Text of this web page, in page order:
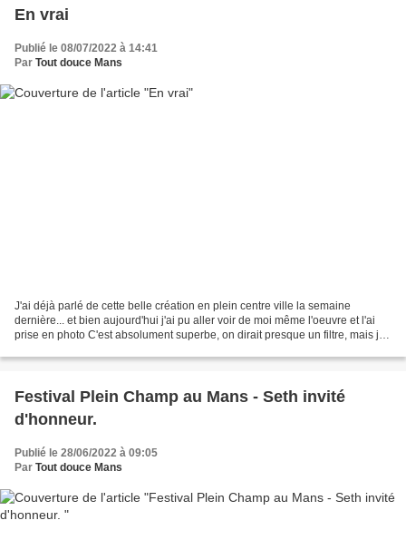
En vrai
Publié le 08/07/2022 à 14:41
Par Tout douce Mans
J'ai déjà parlé de cette belle création en plein centre ville la semaine
dernière... et bien aujourd'hui j'ai pu aller voir de moi même l'oeuvre et l'ai
prise en photo C'est absolument superbe, on dirait presque un filtre, mais je
Festival Plein Champ au Mans - Seth invité
d'honneur.
Publié le 28/06/2022 à 09:05
Par Tout douce Mans